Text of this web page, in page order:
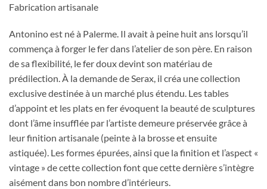
Fabrication artisanale
Antonino est né à Palerme. Il avait à peine huit ans lorsqu’il
commença à forger le fer dans l’atelier de son père. En raison
de sa flexibilité, le fer doux devint son matériau de
prédilection. À la demande de Serax, il créa une collection
exclusive destinée à un marché plus étendu. Les tables
d’appoint et les plats en fer évoquent la beauté de sculptures
dont l’âme insufflée par l’artiste demeure préservée grâce à
leur finition artisanale (peinte à la brosse et ensuite
astiquée). Les formes épurées, ainsi que la finition et l’aspect «
vintage » de cette collection font que cette dernière s’intègre
aisément dans bon nombre d’intérieurs.